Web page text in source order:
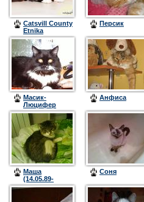
Catsvill County
Etnika
Персик
Масик-
Люцифер
Анфиса
Маша
(14.05.89-
03.01.09)
Соня